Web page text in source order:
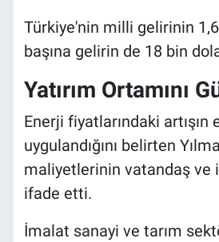
Türkiye'nin milli gelirinin 1,6
başına gelirin de 18 bin
Yatırım Ortamını
Enerji fiyatlarındaki
uygulandığını belirten
maliyetlerinin vatandaş ve
ifade etti.
İmalat sanayi ve tarım